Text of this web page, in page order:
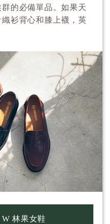
的必備單品。如果天
衫背心和膝上襪，英
林果女鞋